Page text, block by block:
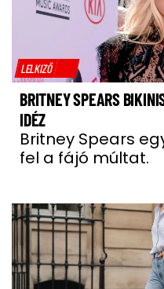
LELKIZŐ
BRITNEY SPEARS
IDÉZ
Britney Spears
fel a fájó múltat.